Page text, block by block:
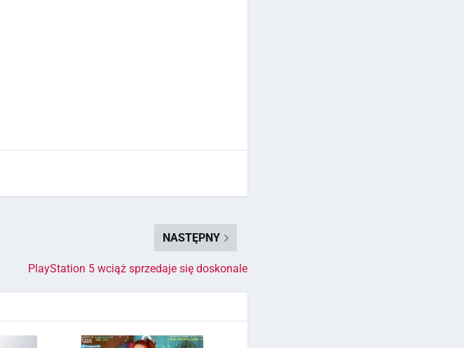
NASTĘPNY
PlayStation 5 wciąż sprzedaje się doskonale